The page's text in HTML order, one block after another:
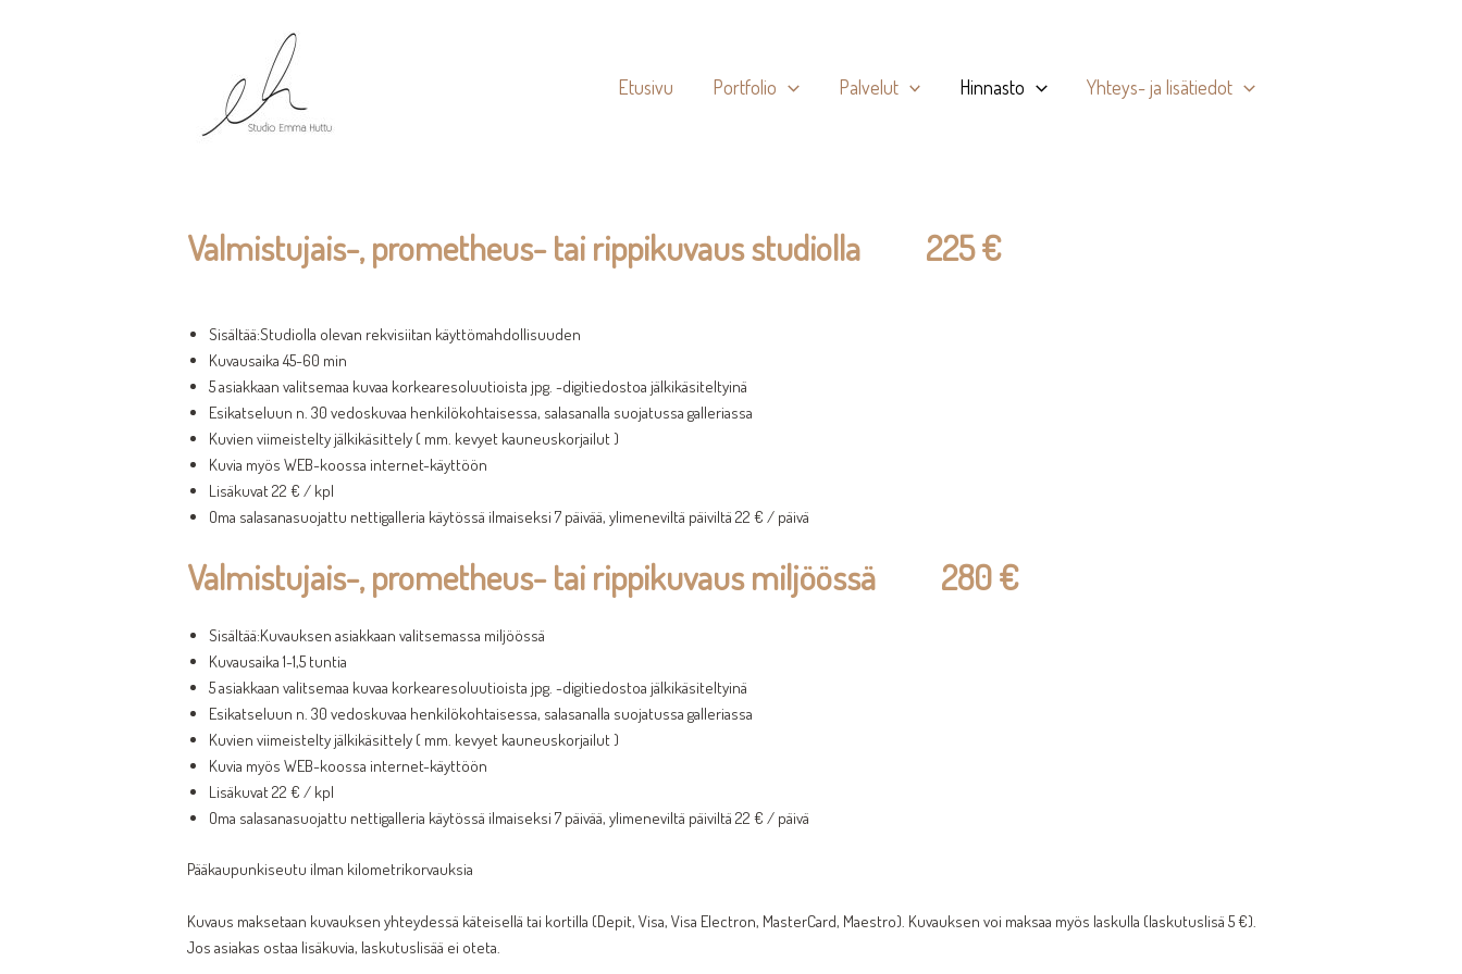
Etusivu Portfolio Palvelut Hinnasto Yhteys- ja lisätiedot
Valmistujais-, prometheus- tai rippikuvaus
Valmistujais-, prometheus- tai rippikuvaus studiolla 225 €
Sisältää:Studiolla olevan rekvisiitan käyttömahdollisuuden
Kuvausaika 45-60 min
5 asiakkaan valitsemaa kuvaa korkearesoluutioista jpg. -digitiedostoa jälkikäsiteltyinä
Esikatseluun n. 30 vedoskuvaa henkilökohtaisessa, salasanalla suojatussa galleriassa
Kuvien viimeistelty jälkikäsittely ( mm. kevyet kauneuskorjailut )
Kuvia myös WEB-koossa internet-käyttöön
Lisäkuvat 22 € / kpl
Oma salasanasuojattu nettigalleria käytössä ilmaiseksi 7 päivää, ylimeneviltä päiviltä 22 € / päivä
Valmistujais-, prometheus- tai rippikuvaus miljöössä 280 €
Sisältää:Kuvauksen asiakkaan valitsemassa miljöössä
Kuvausaika 1-1,5 tuntia
5 asiakkaan valitsemaa kuvaa korkearesoluutioista jpg. -digitiedostoa jälkikäsiteltyinä
Esikatseluun n. 30 vedoskuvaa henkilökohtaisessa, salasanalla suojatussa galleriassa
Kuvien viimeistelty jälkikäsittely ( mm. kevyet kauneuskorjailut )
Kuvia myös WEB-koossa internet-käyttöön
Lisäkuvat 22 € / kpl
Oma salasanasuojattu nettigalleria käytössä ilmaiseksi 7 päivää, ylimeneviltä päiviltä 22 € / päivä
Pääkaupunkiseutu ilman kilometrikorvauksia
Kuvaus maksetaan kuvauksen yhteydessä käteisellä tai kortilla (Depit, Visa, Visa Electron, MasterCard, Maestro). Kuvauksen voi maksaa myös laskulla (laskutuslisä 5 €).
Jos asiakas ostaa lisäkuvia, laskutuslisää ei oteta.